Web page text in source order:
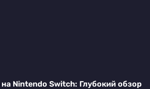
Nintendo Switch: Глубокий обзор